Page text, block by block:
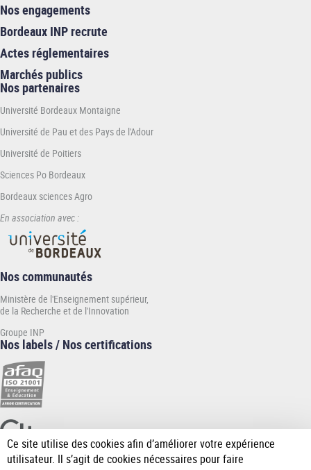
Nos engagements
Bordeaux INP recrute
Actes réglementaires
Marchés publics
Nos partenaires
Université Bordeaux Montaigne
Université de Pau et des Pays de l'Adour
Université de Poitiers
Sciences Po Bordeaux
Bordeaux sciences Agro
En association avec :
Nos communautés
Ministère de l'Enseignement supérieur,
de la Recherche et de l'Innovation
Groupe INP
Nos labels / Nos certifications
Ce site utilise des cookies afin d’améliorer votre expérience
utilisateur. Il s’agit de cookies nécessaires pour faire